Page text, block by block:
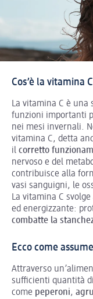
Cos’è la vitamina
La vitamina C è una
funzioni importanti
nei mesi invernali.
vitamina C, detta
il corretto
nervoso e del
contribuisce alla
vasi sanguigni, le
La vitamina C
ed energizzante:
combatte la
Ecco come
Attraverso
sufficienti quantità
come peperoni,